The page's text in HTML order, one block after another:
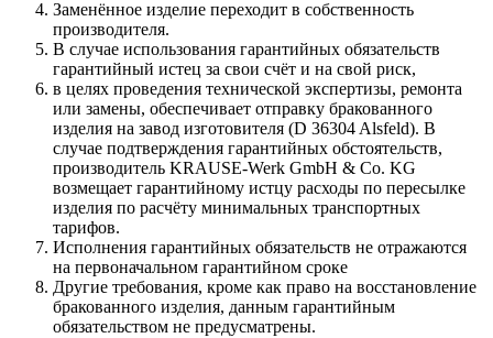
Заменённое изделие переходит в собственность
производителя.
В случае использования гарантийных обязательств
гарантийный истец за свои счёт и на свой риск,
в целях проведения технической экспертизы, ремонта
или замены, обеспечивает отправку бракованного
изделия на завод изготовителя (D 36304 Alsfeld). В
случае подтверждения гарантийных обстоятельств,
производитель KRAUSE-Werk GmbH & Со. KG
возмещает гарантийному истцу расходы по пересылке
изделия по расчёту минимальных транспортных
тарифов.
Исполнения гарантийных обязательств не отражаются
на первоначальном гарантийном сроке
Другие требования, кроме как право на восстановление
бракованного изделия, данным гарантийным
обязательством не предусматрены.